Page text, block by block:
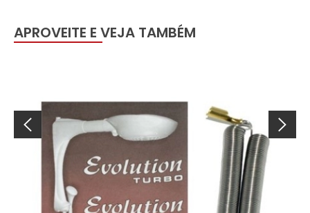
APROVEITE E VEJA TAMBÉM